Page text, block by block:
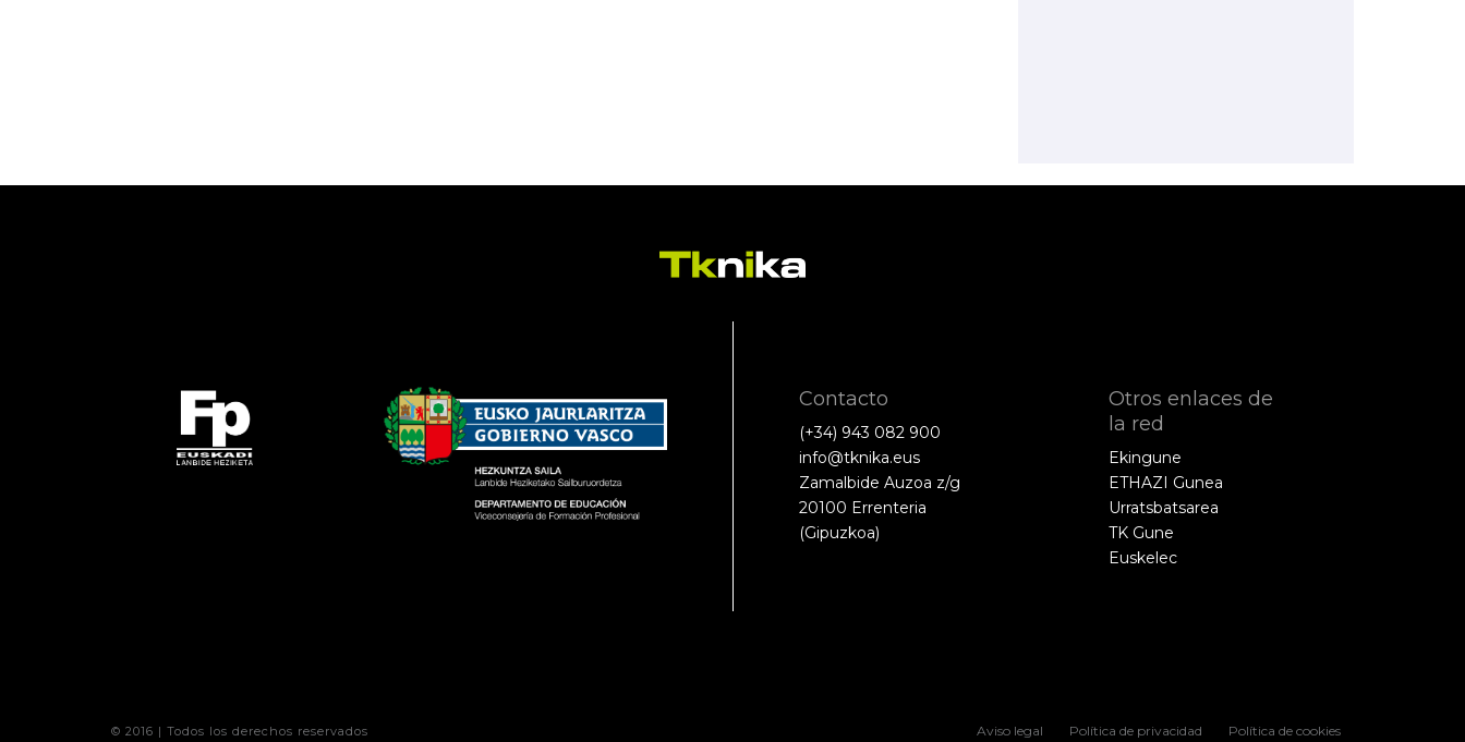
Contacto
(+34) 943 082 900
info@tknika.eus
Zamalbide Auzoa z/g
20100 Errenteria
(Gipuzkoa)
Otros enlaces de
la red
Ekingune
ETHAZI Gunea
Urratsbatsarea
TK Gune
Euskelec
© 2016 | Todos los derechos reservados Aviso legal Política de privacidad Política de cookies